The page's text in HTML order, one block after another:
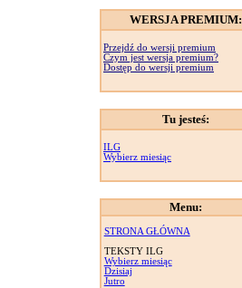
WERSJA PREMIUM:
Przejdź do wersji premium
Czym jest wersja premium?
Dostęp do wersji premium
Tu jesteś:
ILG
Wybierz miesiąc
Menu:
STRONA GŁÓWNA
TEKSTY ILG
Wybierz miesiąc
Dzisiaj
Jutro